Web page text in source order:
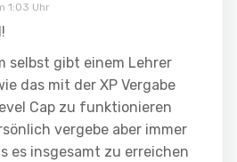
1:03 Uhr
selbst gibt einem Lehrer
das mit der XP Vergabe
Cap zu funktionieren
vergebe aber immer
es insgesamt zu erreichen